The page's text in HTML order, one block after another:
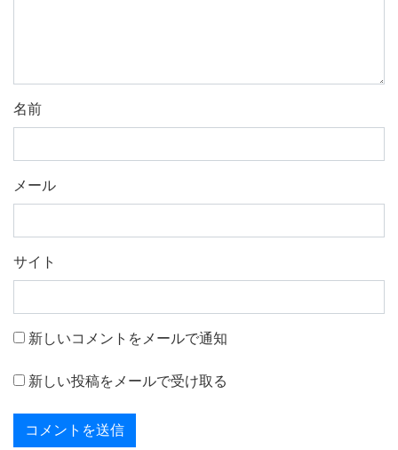
名前
メール
サイト
新しいコメントをメールで通知
新しい投稿をメールで受け取る